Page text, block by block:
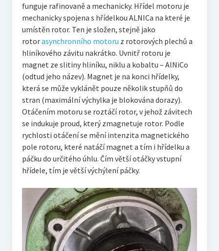
funguje rafinovaně a mechanicky. Hřídel motoru je
mechanicky spojena s hřídelkou ALNICa na které je
umístěn rotor. Ten je složen, stejně jako
rotorasynchronního motoru z rotorových plechů a
hliníkového závitu nakrátko. Uvnitř rotoru je
magnet ze slitiny hliníku, niklu a kobaltu – AlNiCo
(odtud jeho název). Magnet je na konci hřídelky,
která se může vyklánět pouze několik stupňů do
stran (maximální výchylka je blokována dorazy).
Otáčením motoru se roztáčí rotor, v jehož závitech
se indukuje proud, který zmagnetuje rotor. Podle
rychlosti otáčení se mění intenzita magnetického
pole rotoru, které natáčí magnet a tím i hřídelku a
páčku do určitého úhlu. Čím větší otáčky vstupní
hřídele, tím je větší výchýlení páčky.